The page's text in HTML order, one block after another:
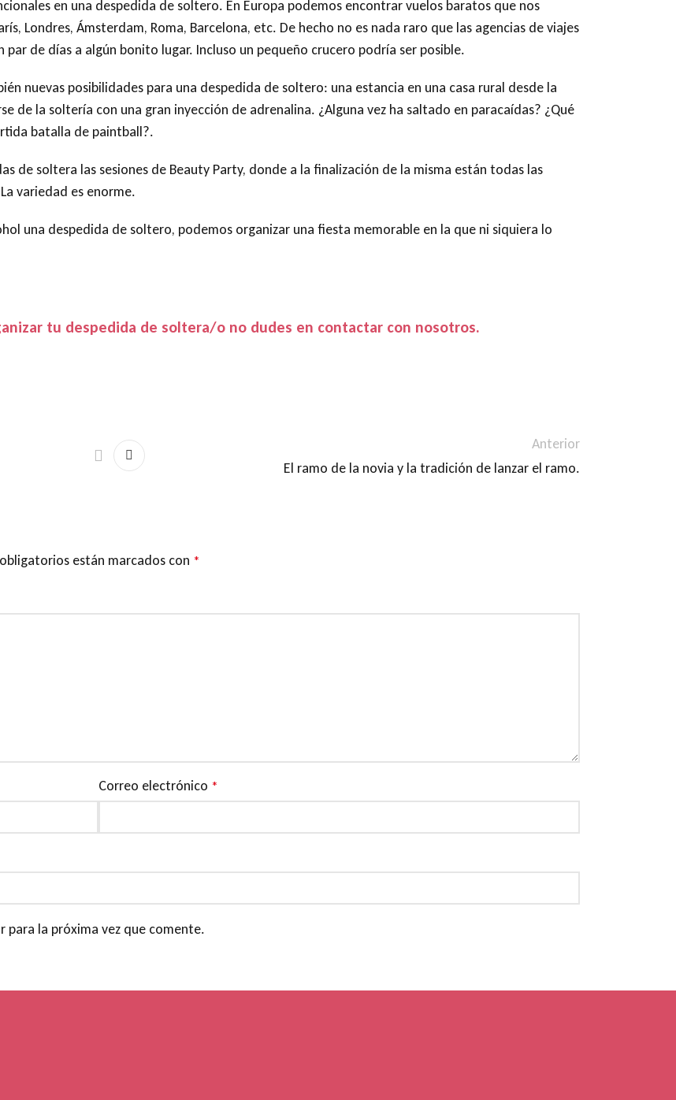
en una despedida de soltero. En Europa podemos encontrar vuelos baratos que nos
Londres, Ámsterdam, Roma, Barcelona, etc. De hecho no es nada raro que las agencias de viajes
de días a algún bonito lugar. Incluso un pequeño crucero podría ser posible.
nuevas posibilidades para una despedida de soltero: una estancia en una casa rural desde la
de la soltería con una gran inyección de adrenalina. ¿Alguna vez ha saltado en paracaídas? ¿Qué
batalla de paintball?.
de soltera las sesiones de Beauty Party, donde a la finalización de la misma están todas las
variedad es enorme.
una despedida de soltero, podemos organizar una fiesta memorable en la que ni siquiera lo
tu despedida de soltera/o no dudes en contactar con nosotros.
Anterior
El ramo de la novia y la tradición de lanzar el ramo.
están marcados con *
Correo electrónico *
para la próxima vez que comente.